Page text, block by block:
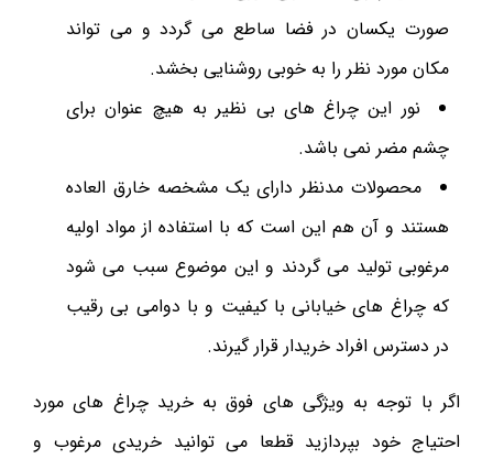
صورت یکسان در فضا ساطع می گردد و می تواند
مکان مورد نظر را به خوبی روشنایی بخشد.
نور این چراغ های بی نظیر به هیچ عنوان برای
چشم مضر نمی باشد.
محصولات مدنظر دارای یک مشخصه خارق العاده
هستند و آن هم این است که با استفاده از مواد اولیه
مرغوبی تولید می گردند و این موضوع سبب می شود
که چراغ های خیابانی با کیفیت و با دوامی بی رقیب
در دسترس افراد خریدار قرار گیرند.
اگر با توجه به ویژگی های فوق به خرید چراغ های مورد
احتیاج خود بپردازید قطعا می توانید خریدی مرغوب و